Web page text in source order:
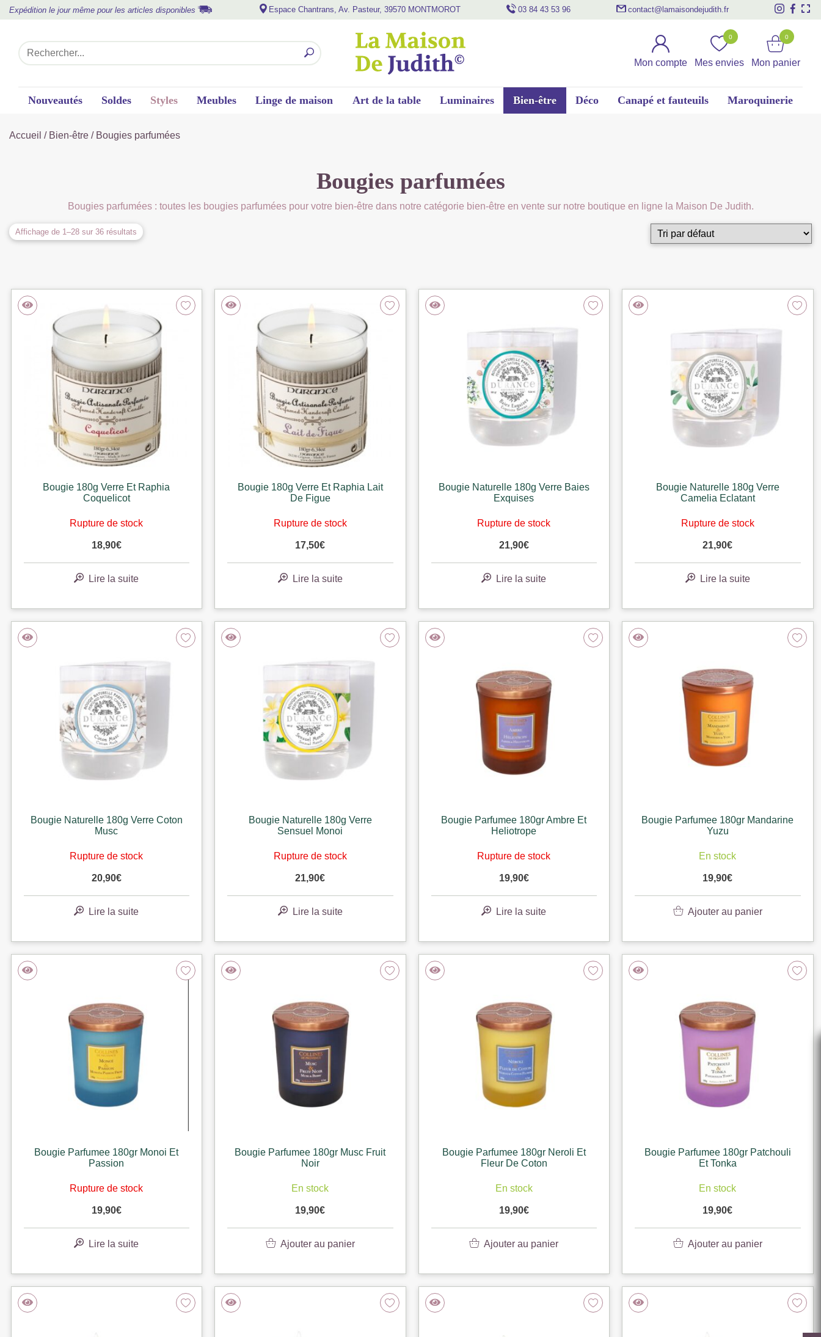
Expédition le jour même pour les articles disponibles Espace Chantrans, Av. Pasteur, 39570 MONTMOROT 03 84 43 53 96 contact@lamaisondejudith.fr
Mon compte Mes envies
0
Mon panier
0
Nouveautés Soldes Styles Meubles Linge de maison Art de la table Luminaires Bien-être Déco Canapé et fauteuils Maroquinerie
Accueil / Bien-être / Bougies parfumées
Bougies parfumées
Bougies parfumées : toutes les bougies parfumées pour votre bien-être dans notre catégorie bien-être en vente sur notre boutique en ligne la Maison De Judith.
Affichage de 1–28 sur 36 résultats
Bougie 180g Verre Et Raphia
Coquelicot
Rupture de stock
18,90€
Lire la suite
Bougie 180g Verre Et Raphia Lait
De Figue
Rupture de stock
17,50€
Lire la suite
Bougie Naturelle 180g Verre Baies
Exquises
Rupture de stock
21,90€
Lire la suite
Bougie Naturelle 180g Verre
Camelia Eclatant
Rupture de stock
21,90€
Lire la suite
Bougie Naturelle 180g Verre Coton
Musc
Rupture de stock
20,90€
Lire la suite
Bougie Naturelle 180g Verre
Sensuel Monoi
Rupture de stock
21,90€
Lire la suite
Bougie Parfumee 180gr Ambre Et
Heliotrope
Rupture de stock
19,90€
Lire la suite
Bougie Parfumee 180gr Mandarine
Yuzu
En stock
19,90€
Ajouter au panier
Bougie Parfumee 180gr Monoi Et
Passion
Rupture de stock
19,90€
Lire la suite
Bougie Parfumee 180gr Musc Fruit
Noir
En stock
19,90€
Ajouter au panier
Bougie Parfumee 180gr Neroli Et
Fleur De Coton
En stock
19,90€
Ajouter au panier
Bougie Parfumee 180gr Patchouli
Et Tonka
En stock
19,90€
Ajouter au panier